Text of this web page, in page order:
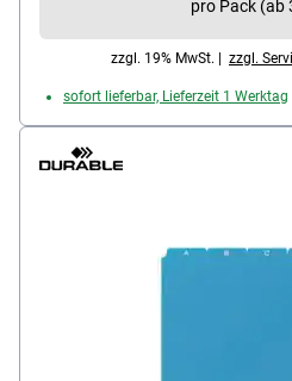
pro Pack (ab
zzgl. 19% MwSt. | zzgl.
sofort lieferbar, Lieferzeit 1 Werktag